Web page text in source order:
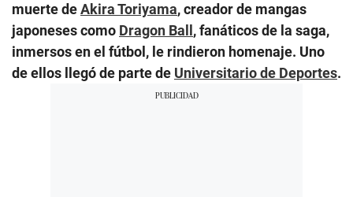
muerte deAkira Toriyama, creador de mangas
japoneses como Dragon Ball , fanáticos de la saga,
inmersos en el fútbol, le rindieron homenaje. Uno
de ellos llegó de parte de Universitario de Deportes.